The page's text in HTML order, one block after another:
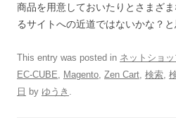
商品を用意しておいたりとさまざ
るサイトへの近道ではないかな？
This entry was posted in ネットショ
EC-CUBE, Magento, Zen Cart, 検索,
日 by ゆうき .